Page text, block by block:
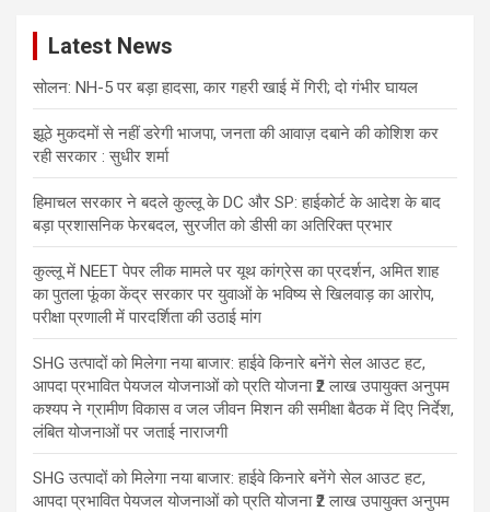
Latest News
सोलन: NH-5 पर बड़ा हादसा, कार गहरी खाई में गिरी; दो गंभीर घायल
झूठे मुकदमों से नहीं डरेगी भाजपा, जनता की आवाज़ दबाने की कोशिश कर
रही सरकार : सुधीर शर्मा
हिमाचल सरकार ने बदले कुल्लू के DC और SP: हाईकोर्ट के आदेश के बाद
बड़ा प्रशासनिक फेरबदल, सुरजीत को डीसी का अतिरिक्त प्रभार
कुल्लू में NEET पेपर लीक मामले पर यूथ कांग्रेस का प्रदर्शन, अमित शाह
का पुतला फूंका केंद्र सरकार पर युवाओं के भविष्य से खिलवाड़ का आरोप,
परीक्षा प्रणाली में पारदर्शिता की उठाई मांग
SHG उत्पादों को मिलेगा नया बाजार: हाईवे किनारे बनेंगे सेल आउट हट,
आपदा प्रभावित पेयजल योजनाओं को प्रति योजना ₹2 लाख उपायुक्त अनुपम
कश्यप ने ग्रामीण विकास व जल जीवन मिशन की समीक्षा बैठक में दिए निर्देश,
लंबित योजनाओं पर जताई नाराजगी
SHG उत्पादों को मिलेगा नया बाजार: हाईवे किनारे बनेंगे सेल आउट हट,
आपदा प्रभावित पेयजल योजनाओं को प्रति योजना ₹2 लाख उपायुक्त अनुपम